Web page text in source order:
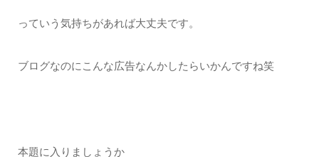
っていう気持ちがあれば大丈夫です。
ブログなのにこんな広告なんかしたらいかんですね笑
本題に入りましょうか